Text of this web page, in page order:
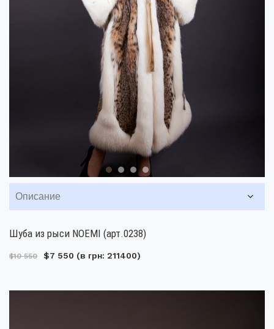
Описание
Шуба из рыси NOEMI (арт.0238)
$10 550 $7 550 (в грн: 211400)